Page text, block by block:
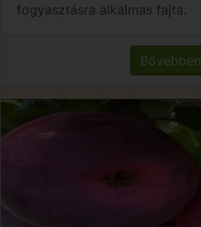
fogyasztásra alkalmas fajta.
Bővebben